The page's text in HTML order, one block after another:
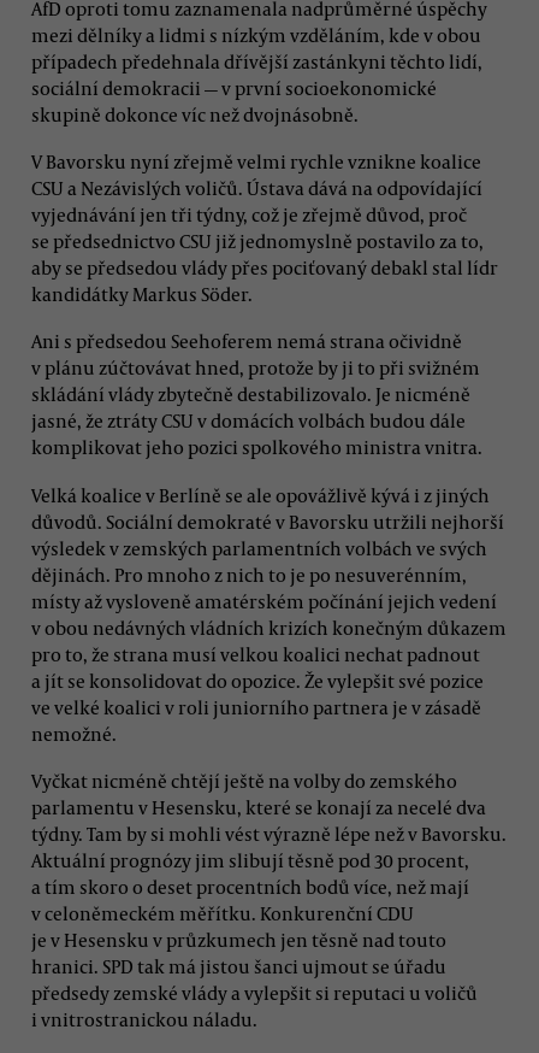
AfD oproti tomu zaznamenala nadprůměrné úspěchy
mezi dělníky a lidmi s nízkým vzděláním, kde v obou
případech předehnala dřívější zastánkyni těchto lidí,
sociální demokracii — v první socioekonomické
skupině dokonce víc než dvojnásobně.
V Bavorsku nyní zřejmě velmi rychle vznikne koalice
CSU a Nezávislých voličů. Ústava dává na odpovídající
vyjednávání jen tři týdny, což je zřejmě důvod, proč
se předsednictvo CSU již jednomyslně postavilo za to,
aby se předsedou vlády přes pociťovaný debakl stal lídr
kandidátky Markus Söder.
Ani s předsedou Seehoferem nemá strana očividně
v plánu zúčtovávat hned, protože by ji to při svižném
skládání vlády zbytečně destabilizovalo. Je nicméně
jasné, že ztráty CSU v domácích volbách budou dále
komplikovat jeho pozici spolkového ministra vnitra.
Velká koalice v Berlíně se ale opovážlivě kývá i z jiných
důvodů. Sociální demokraté v Bavorsku utržili nejhorší
výsledek v zemských parlamentních volbách ve svých
dějinách. Pro mnoho z nich to je po nesuverénním,
místy až vysloveně amatérském počínání jejich vedení
v obou nedávných vládních krizích konečným důkazem
pro to, že strana musí velkou koalici nechat padnout
a jít se konsolidovat do opozice. Že vylepšit své pozice
ve velké koalici v roli juniorního partnera je v zásadě
nemožné.
Vyčkat nicméně chtějí ještě na volby do zemského
parlamentu v Hesensku, které se konají za necelé dva
týdny. Tam by si mohli vést výrazně lépe než v Bavorsku.
Aktuální prognózy jim slibují těsně pod 30 procent,
a tím skoro o deset procentních bodů více, než mají
v celoněmeckém měřítku. Konkurenční CDU
je v Hesensku v průzkumech jen těsně nad touto
hranici. SPD tak má jistou šanci ujmout se úřadu
předsedy zemské vlády a vylepšit si reputaci u voličů
i vnitrostranickou náladu.